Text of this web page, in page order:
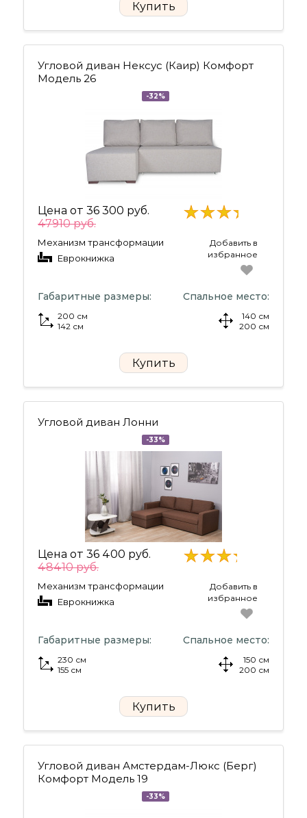
Купить
Угловой диван Нексус (Каир) Комфорт
Модель 26
-32%
Цена от 36 300 руб.
47910 руб.
Механизм трансформации
Еврокнижка
Добавить в
избранное
Габаритные размеры:
200 см
142 см
Спальное место:
140 см
200 см
Купить
Угловой диван Лонни
-33%
Цена от 36 400 руб.
48410 руб.
Механизм трансформации
Еврокнижка
Добавить в
избранное
Габаритные размеры:
230 см
155 см
Спальное место:
150 см
200 см
Купить
Угловой диван Амстердам-Люкс (Берг)
Комфорт Модель 19
-33%